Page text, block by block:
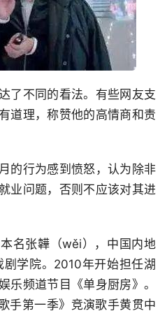
了不同的看法。有些网友支
道理，称赞他的高情商和责
的行为感到愤怒，认为除非
业问题，否则不应该对其进
名张韡（wěi），中国内地
学院。2010年开始担任湖
乐频道节目《单身厨房》。
手第一季》竞演歌手黄贯中